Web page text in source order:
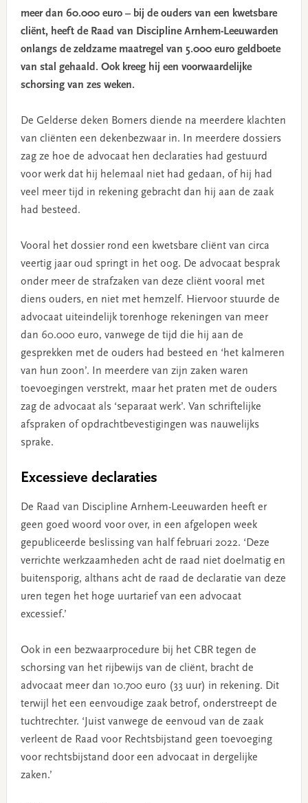
meer dan 60.000 euro – bij de ouders van een kwetsbare
cliënt, heeft de Raad van Discipline Arnhem-Leeuwarden
onlangs de zeldzame maatregel van 5.000 euro geldboete
van stal gehaald. Ook kreeg hij een voorwaardelijke
schorsing van zes weken.
De Gelderse deken Bomers diende na meerdere klachten
van cliënten een dekenbezwaar in. In meerdere dossiers
zag ze hoe de advocaat hen declaraties had gestuurd
voor werk dat hij helemaal niet had gedaan, of hij had
veel meer tijd in rekening gebracht dan hij aan de zaak
had besteed.
Vooral het dossier rond een kwetsbare cliënt van circa
veertig jaar oud springt in het oog. De advocaat besprak
onder meer de strafzaken van deze cliënt vooral met
diens ouders, en niet met hemzelf. Hiervoor stuurde de
advocaat uiteindelijk torenhoge rekeningen van meer
dan 60.000 euro, vanwege de tijd die hij aan de
gesprekken met de ouders had besteed en ‘het kalmeren
van hun zoon’. In meerdere van zijn zaken waren
toevoegingen verstrekt, maar het praten met de ouders
zag de advocaat als ‘separaat werk’. Van schriftelijke
afspraken of opdrachtbevestigingen was nauwelijks
sprake.
Excessieve declaraties
De Raad van Discipline Arnhem-Leeuwarden heeft er
geen goed woord voor over, in een afgelopen week
gepubliceerde beslissing van half februari 2022. ‘Deze
verrichte werkzaamheden acht de raad niet doelmatig en
buitensporig, althans acht de raad de declaratie van deze
uren tegen het hoge uurtarief van een advocaat
excessief.’
Ook in een bezwaarprocedure bij het CBR tegen de
schorsing van het rijbewijs van de cliënt, bracht de
advocaat meer dan 10.700 euro (33 uur) in rekening. Dit
terwijl het een eenvoudige zaak betrof, onderstreept de
tuchtrechter. ‘Juist vanwege de eenvoud van de zaak
verleent de Raad voor Rechtsbijstand geen toevoeging
voor rechtsbijstand door een advocaat in dergelijke
zaken.’